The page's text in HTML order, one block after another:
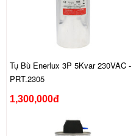
Tụ Bù Enerlux 3P 5Kvar 230VAC -
PRT.2305
1,300,000đ